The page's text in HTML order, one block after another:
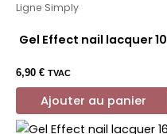
Ligne Simply
Gel Effect nail lacquer 10
6,90 € TVAC
Ajouter au panier